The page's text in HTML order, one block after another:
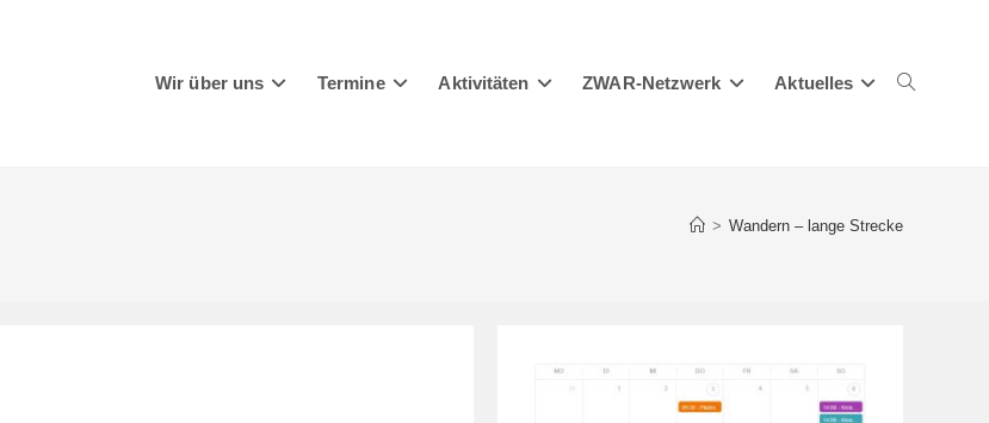
Wir über uns Termine Aktivitäten ZWAR-Netzwerk Aktuelles Website-
> Wandern – lange Strecke